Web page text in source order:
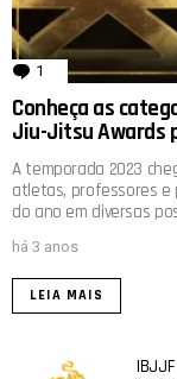
1 comentário
Conheça as
Jiu-Jitsu Awards
A temporada 2023
atletas, professores e
do ano em diversas
há 3 anos
LEIA MAIS